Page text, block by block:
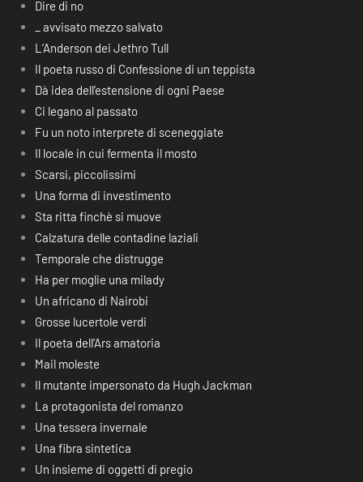
Dire di no
_ avvisato mezzo salvato
L’Anderson dei Jethro Tull
Il poeta russo di Confessione di un teppista
Dà idea dell’estensione di ogni Paese
Ci legano al passato
Fu un noto interprete di sceneggiate
Il locale in cui fermenta il mosto
Scarsi, piccolissimi
Una forma di investimento
Sta ritta finchè si muove
Calzatura delle contadine laziali
Temporale che distrugge
Ha per moglie una milady
Un africano di Nairobi
Grosse lucertole verdi
Il poeta dell’Ars amatoria
Mail moleste
Il mutante impersonato da Hugh Jackman
La protagonista del romanzo
Una tessera invernale
Una fibra sintetica
Un insieme di oggetti di pregio